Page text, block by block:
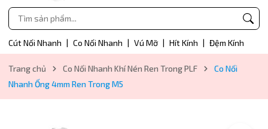
Cút Nối Nhanh | Co Nối Nhanh | Vú Mỡ | Hít Kính | Đệm Kính
Trang chủ Co Nối Nhanh Khí Nén Ren Trong PLF
Co Nối
Nhanh Ống 4mm Ren Trong M5